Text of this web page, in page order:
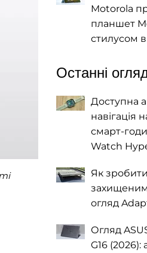
Motorola
планшет
стилусом
Останні
Доступна
навігація
смарт-
Watch
Як
огляд
Огляд
G16